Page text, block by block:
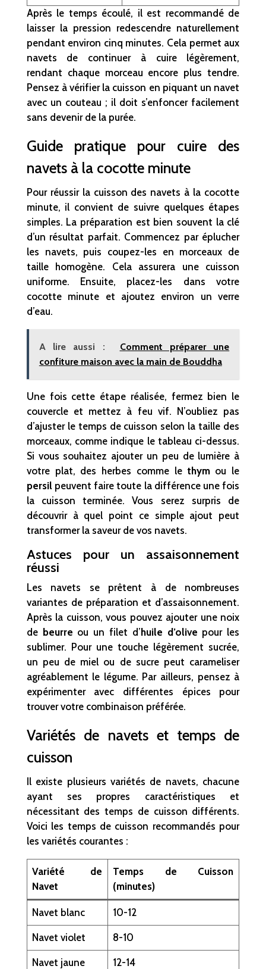
Après le temps écoulé, il est recommandé de
laisser la pression redescendre naturellement
pendant environ cinq minutes. Cela permet aux
navets de continuer à cuire légèrement,
rendant chaque morceau encore plus tendre.
Pensez à vérifier la cuisson en piquant un navet
avec un couteau ; il doit s’enfoncer facilement
sans devenir de la purée.
Guide pratique pour cuire des
navets à la cocotte minute
Pour réussir la cuisson des navets à la cocotte
minute, il convient de suivre quelques étapes
simples. La préparation est bien souvent la clé
d’un résultat parfait. Commencez par éplucher
les navets, puis coupez-les en morceaux de
taille homogène. Cela assurera une cuisson
uniforme. Ensuite, placez-les dans votre
cocotte minute et ajoutez environ un verre
d’eau.
A lire aussi :
Comment préparer une
confiture maison avec la main de Bouddha
Une fois cette étape réalisée, fermez bien le
couvercle et mettez à feu vif. N’oubliez pas
d’ajuster le temps de cuisson selon la taille des
morceaux, comme indique le tableau ci-dessus.
Si vous souhaitez ajouter un peu de lumière à
votre plat, des herbes comme lethymou le
persilpeuvent faire toute la différence une fois
la cuisson terminée. Vous serez surpris de
découvrir à quel point ce simple ajout peut
transformer la saveur de vos navets.
Astuces pour un assaisonnement
réussi
Les navets se prêtent à de nombreuses
variantes de préparation et d’assaisonnement.
Après la cuisson, vous pouvez ajouter une noix
de beurre ou un filet d’huile d’olive pour les
sublimer. Pour une touche légèrement sucrée,
un peu de miel ou de sucre peut carameliser
agréablement le légume. Par ailleurs, pensez à
expérimenter avec différentes épices pour
trouver votre combinaison préférée.
Variétés de navets et temps de
cuisson
Il existe plusieurs variétés de navets, chacune
ayant ses propres caractéristiques et
nécessitant des temps de cuisson différents.
Voici les temps de cuisson recommandés pour
les variétés courantes :
Variété de
Navet
Temps de Cuisson
(minutes)
Navet blanc 10-12
Navet violet 8-10
Navet jaune
12-14